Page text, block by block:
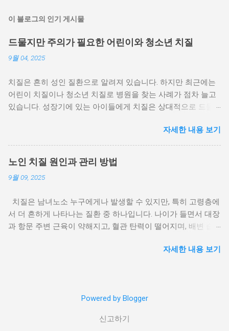
이 블로그의 인기 게시물
드물지만 주의가 필요한 어린이와 청소년 치질
9월 04, 2025
치질은 흔히 성인 질환으로 알려져 있습니다. 하지만 최근에는
어린이 치질이나 청소년 치질로 병원을 찾는 사례가 점차 늘고
있습니다. 성장기에 있는 아이들에게 치질은 상대적으로 드물
을 안겨줍니다. 무엇보다 어린이와 청소년은 증상을 제대로 표
현하지 못하거나 숨기는 경우가 많아, 조기 진단과 관리가 중요
합니다. 이번 글에서는 어린이 치질과 청소년 치질의 원인, 증상,
치료 및 예방 방법을 구체적으로 살펴보겠습니다. 1. 어린이 치
질과 청소년 치질이 드문 이유와 실제 발생 사례 어린이와 청소
생하지 않습니다. 하지만 특정 상황에서는 치질이 생길 수 있습
니다. 심한 변비: 소아 변비는 흔한 질환으로, 배변 시 과도한 힘
을 주면서 항문 혈관에 압력이 가해져 치질로 이어질 수 있습니
반복적으로 자극을 받으면 치질이 발생할 수 있습니다. 장시간
부담을 주어 치질 발생 위험을 높입니다. 2. 어린이 치질과 청소
년 치질의 주요 증상 아이들이 표현하는 증상은 성인과 비슷하
자세한 내용 보기
노인 치질 원인과 관리 방법
9월 09, 2025
치질은 남녀노소 누구에게나 발생할 수 있지만, 특히 고령층에
서 더 흔하게 나타나는 질환 중 하나입니다. 나이가 들면서 대장
과 항문 주변 근육이 약해지고, 혈관 탄력이 떨어지며, 배변 습
글에서는 노인 치질 원인을 중심으로, 고령층에서 치질이 왜 흔
리하면 다음과 같습니다. 노인 치질 원인은 단순히 나이 때문만
용합니다. (1) 혈관과 조직의 노화 나이가 들면 혈관의 탄력이
자세한 내용 보기
Powered by Blogger
신고하기